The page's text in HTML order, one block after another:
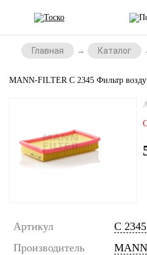
Главная Каталог
MANN-FILTER C 2345 Фильтр
Артикул
C 2345
Производитель